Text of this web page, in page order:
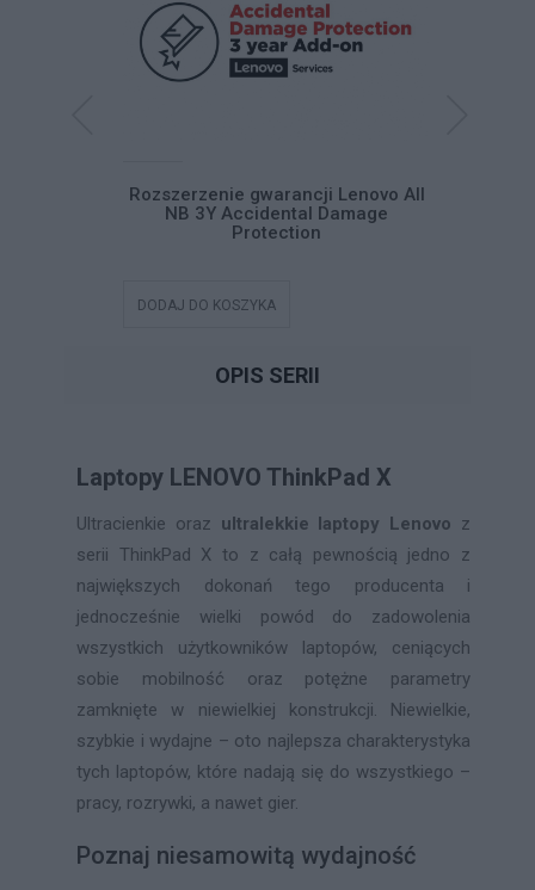
Rozszerzenie gwarancji Lenovo All
NB 3Y Accidental Damage
Protection
DODAJ DO KOSZYKA
OPIS SERII
Laptopy LENOVO ThinkPad X
Ultracienkie oraz ultralekkie laptopy Lenovo z
serii ThinkPad X to z całą pewnością jedno z
największych dokonań tego producenta i
jednocześnie wielki powód do zadowolenia
wszystkich użytkowników laptopów, ceniących
sobie mobilność oraz potężne parametry
zamknięte w niewielkiej konstrukcji. Niewielkie,
szybkie i wydajne – oto najlepsza charakterystyka
tych laptopów, które nadają się do wszystkiego –
pracy, rozrywki, a nawet gier.
Poznaj niesamowitą wydajność